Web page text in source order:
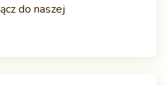
do naszej